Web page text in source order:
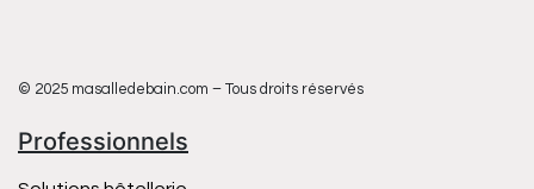
© 2025 masalledebain.com – Tous droits réservés
Professionnels